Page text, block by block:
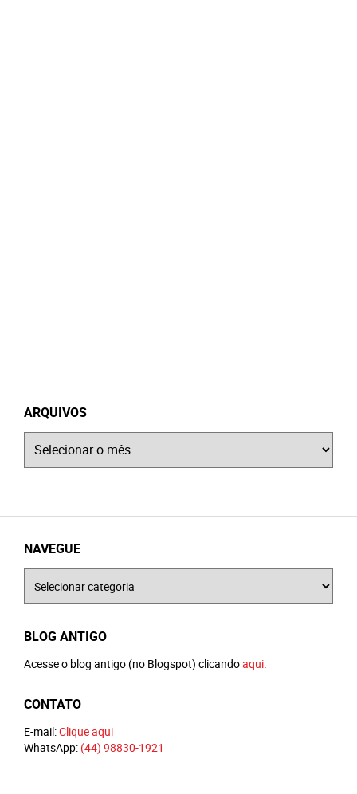
ARQUIVOS
Arquivos
NAVEGUE
BLOG ANTIGO
Acesse o blog antigo (no Blogspot) clicandoaqui
CONTATO
E-mail:Clique aqui
WhatsApp: (44) 98830-1921